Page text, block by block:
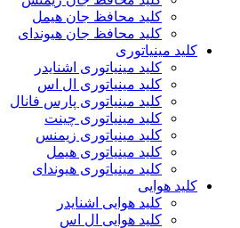
کلید محافظ جان هیمل
کلید محافظ جان هیوندای
کلید مینیاتوری
کلید مینیاتوری اشنایدر
کلید مینیاتوری ال اس
کلید مینیاتوری پارس فانال
کلید مینیاتوری چینت
کلید مینیاتوری زیمنس
کلید مینیاتوری هیمل
کلید مینیاتوری هیوندای
کلید هوایی
کلید هوایی اشنایدر
کلید هوایی ال اس